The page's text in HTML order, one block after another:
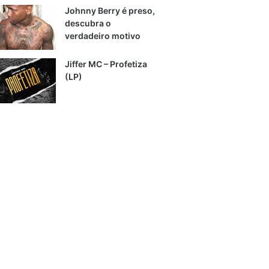
Johnny Berry é preso,
descubra o
verdadeiro motivo
Jiffer MC – Profetiza
(LP)